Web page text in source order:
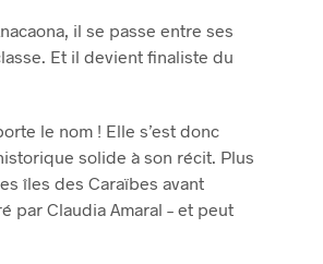
il se passe entre ses
Et il devient finaliste du
le nom ! Elle s’est donc
solide à son récit. Plus
îles des Caraïbes avant
par Claudia Amaral – et peut